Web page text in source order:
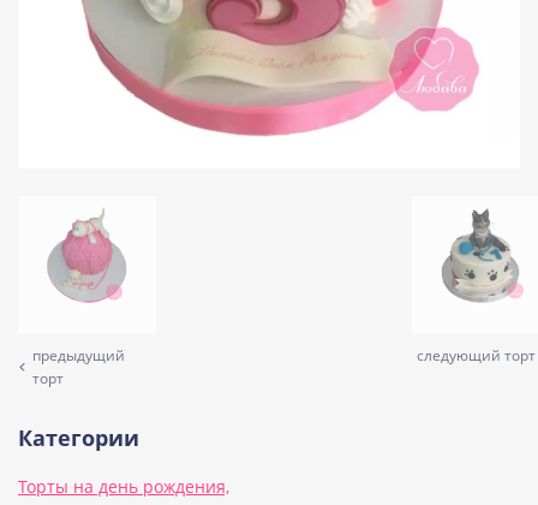
предыдущий
торт
следующий торт
Категории
Торты на день рождения,